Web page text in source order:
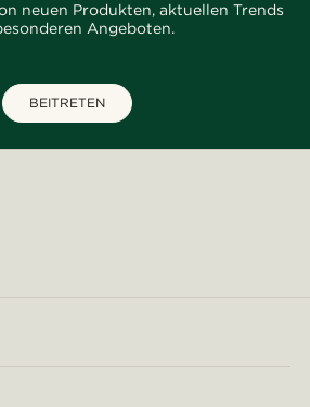
neuen Produkten, aktuellen Trends
Angeboten.
BEITRETEN